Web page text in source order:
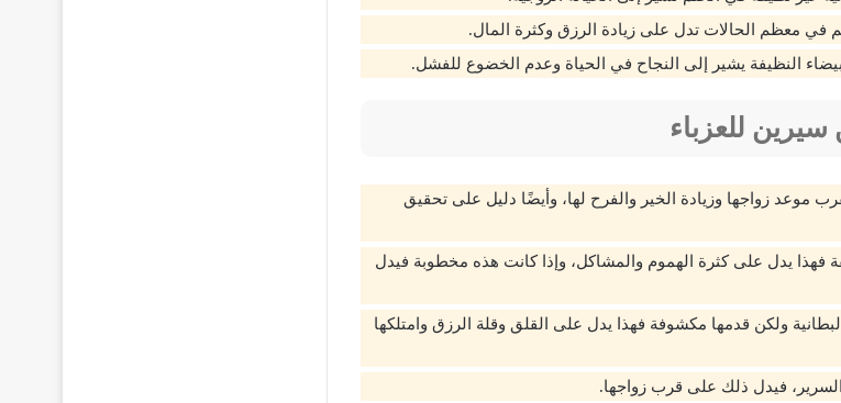
في معظم الحالات تدل على زيادة الرزق وكثرة المال.
النظيفة يشير إلى النجاح في الحياة وعدم الخضوع للفشل.
سيرين للعزباء
موعد زواجها وزيادة الخير والفرح لها، وأيضًا دليل على تحقيق
فهذا يدل على كثرة الهموم والمشاكل، وإذا كانت هذه مخطوبة فيدل
ولكن قدمها مكشوفة فهذا يدل على القلق وقلة الرزق وامتلكها
السرير، فيدل ذلك على قرب زواجها.